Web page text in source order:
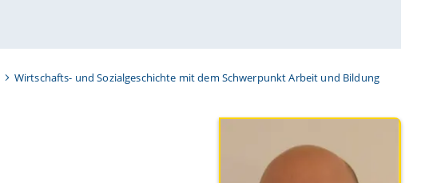
Wirtschafts- und Sozialgeschichte mit dem Schwerpunkt Arbeit und Bildung